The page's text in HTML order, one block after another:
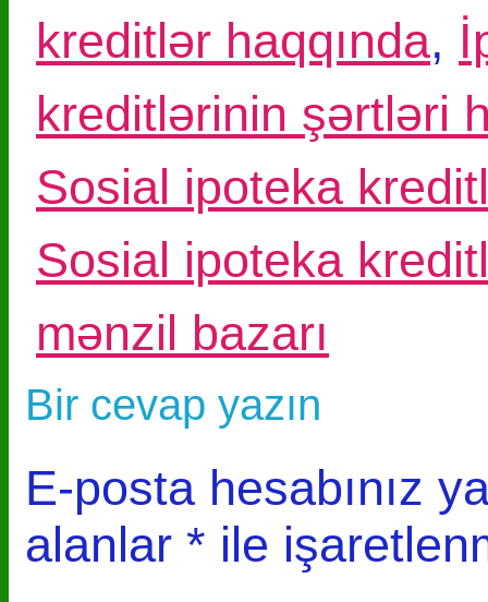
kreditlər haqqında,
kreditlərinin şərtləri
Sosial ipoteka
Sosial ipoteka
mənzil bazarı
Bir cevap yazın
E-posta hesabınız
alanlar * ile